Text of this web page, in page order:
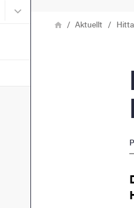
Undermeny för Pressrum
LänkstigHemAktuellt